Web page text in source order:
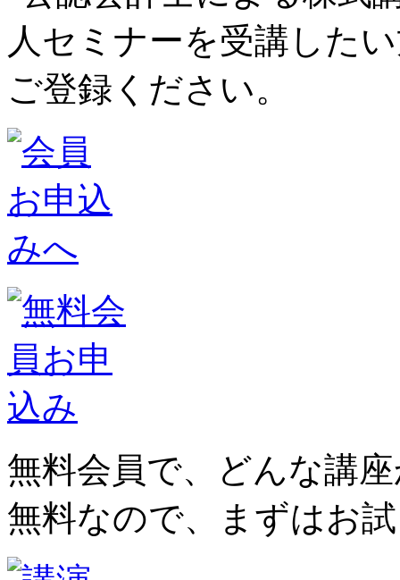
無料会員で、どんな講
無料なので、まずはお